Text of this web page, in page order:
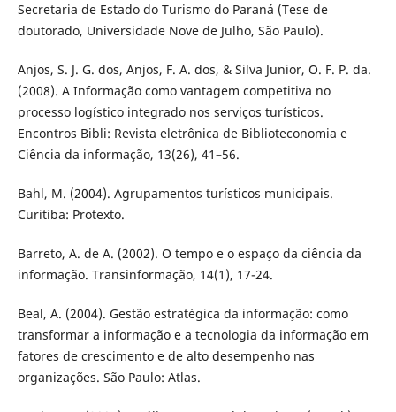
Secretaria de Estado do Turismo do Paraná (Tese de
doutorado, Universidade Nove de Julho, São Paulo).
Anjos, S. J. G. dos, Anjos, F. A. dos, & Silva Junior, O. F. P. da.
(2008). A Informação como vantagem competitiva no
processo logístico integrado nos serviços turísticos.
Encontros Bibli: Revista eletrônica de Biblioteconomia e
Ciência da informação, 13(26), 41–56.
Bahl, M. (2004). Agrupamentos turísticos municipais.
Curitiba: Protexto.
Barreto, A. de A. (2002). O tempo e o espaço da ciência da
informação. Transinformação, 14(1), 17-24.
Beal, A. (2004). Gestão estratégica da informação: como
transformar a informação e a tecnologia da informação em
fatores de crescimento e de alto desempenho nas
organizações. São Paulo: Atlas.